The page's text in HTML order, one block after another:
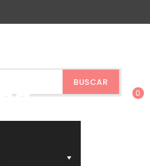
BUSCAR
0